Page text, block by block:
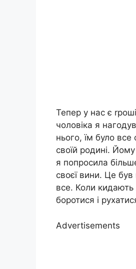
Тепер у нас є
чоловіка я
нього, їм було
своїй родині.
я попросила
своєї вини. Це
все. Коли кидають
боротися і
Advertisements